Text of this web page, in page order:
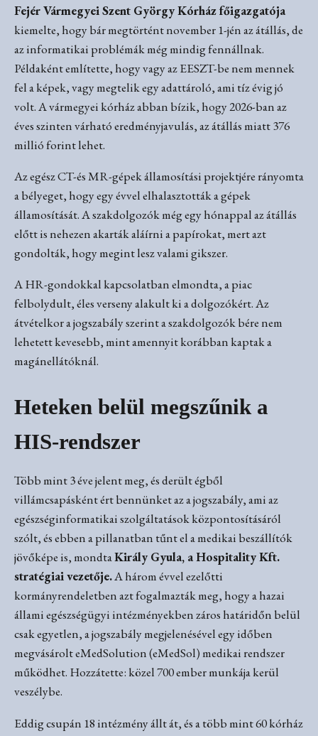
Fejér Vármegyei Szent György Kórház főigazgatója
kiemelte, hogy bár megtörtént november 1-jén az átállás, de
az informatikai problémák még mindig fennállnak.
Példaként említette, hogy vagy az EESZT-be nem mennek
fel a képek, vagy megtelik egy adattároló, ami tíz évig jó
volt. A vármegyei kórház abban bízik, hogy 2026-ban az
éves szinten várható eredményjavulás, az átállás miatt 376
millió forint lehet.
Az egész CT-és MR-gépek államosítási projektjére rányomta
a bélyeget, hogy egy évvel elhalasztották a gépek
államosítását. A szakdolgozók még egy hónappal az átállás
előtt is nehezen akarták aláírni a papírokat, mert azt
gondolták, hogy megint lesz valami gikszer.
A HR-gondokkal kapcsolatban elmondta, a piac
felbolydult, éles verseny alakult ki a dolgozókért. Az
átvételkor a jogszabály szerint a szakdolgozók bére nem
lehetett kevesebb, mint amennyit korábban kaptak a
magánellátóknál.
Heteken belül megszűnik a
HIS-rendszer
Több mint 3 éve jelent meg, és derült égből
villámcsapásként ért bennünket az a jogszabály, ami az
egészséginformatikai szolgáltatások központosításáról
szólt, és ebben a pillanatban tűnt el a medikai beszállítók
jövőképe is, mondtaKirály Gyula, a Hospitality Kft.
stratégiai vezetője.A három évvel ezelőtti
kormányrendeletben azt fogalmazták meg, hogy a hazai
állami egészségügyi intézményekben záros határidőn belül
csak egyetlen, a jogszabály megjelenésével egy időben
megvásárolt eMedSolution (eMedSol) medikai rendszer
működhet. Hozzátette: közel 700 ember munkája kerül
veszélybe.
Eddig csupán 18 intézmény állt át, és a több mint 60 kórház